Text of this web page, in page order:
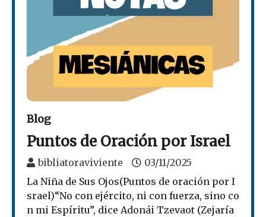
Blog
Puntos de Oración por Israel
bibliatoraviviente
03/11/2025
La Niña de Sus Ojos(Puntos de oración por I
srael)“No con ejército, ni con fuerza, sino co
n mi Espíritu”, dice Adonái Tzevaot (Zejaría